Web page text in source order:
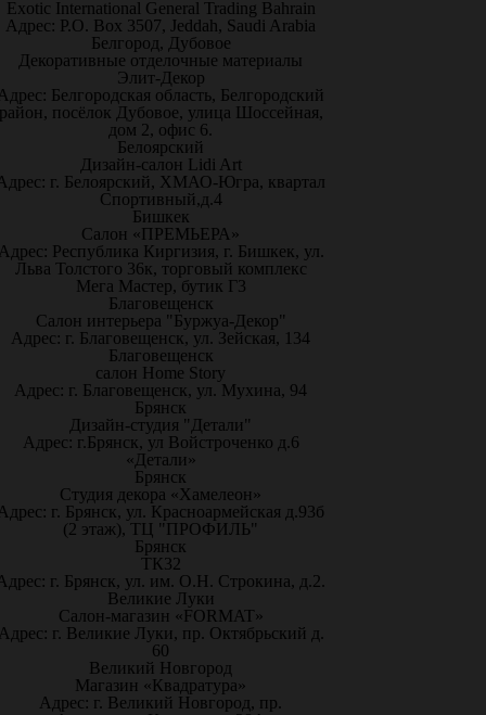
Exotic International General Trading Bahrain
Адрес: P.O. Box 3507, Jeddah, Saudi Arabia
Белгород, Дубовое
Декоративные отделочные материалы
Элит-Декор
Белгородская область, Белгородский
посёлок Дубовое, улица Шоссейная,
дом 2, офис 6.
Белоярский
Дизайн-салон Lidi Art
г. Белоярский, ХМАО-Югра, квартал
Спортивный,д.4
Бишкек
Салон «ПРЕМЬЕРА»
Республика Киргизия, г. Бишкек, ул.
Льва Толстого 36к, торговый комплекс
Мега Мастер, бутик Г3
Благовещенск
Салон интерьера "Буржуа-Декор"
Адрес: г. Благовещенск, ул. Зейская, 134
Благовещенск
салон Home Story
Адрес: г. Благовещенск, ул. Мухина, 94
Брянск
Дизайн-студия "Детали"
Адрес: г.Брянск, ул Войстроченко д.6
«Детали»
Брянск
Студия декора «Хамелеон»
г. Брянск, ул. Красноармейская д.93б
(2 этаж), ТЦ "ПРОФИЛЬ"
Брянск
ТК32
г. Брянск, ул. им. О.Н. Строкина, д.2.
Великие Луки
Салон-магазин «FORMAT»
г. Великие Луки, пр. Октябрьский д.
60
Великий Новгород
Магазин «Квадратура»
Адрес: г. Великий Новгород, пр.